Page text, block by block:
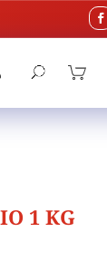
1 KG